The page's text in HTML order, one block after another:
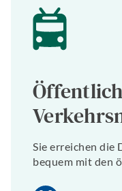
Sie erreichen die
bequem mit den